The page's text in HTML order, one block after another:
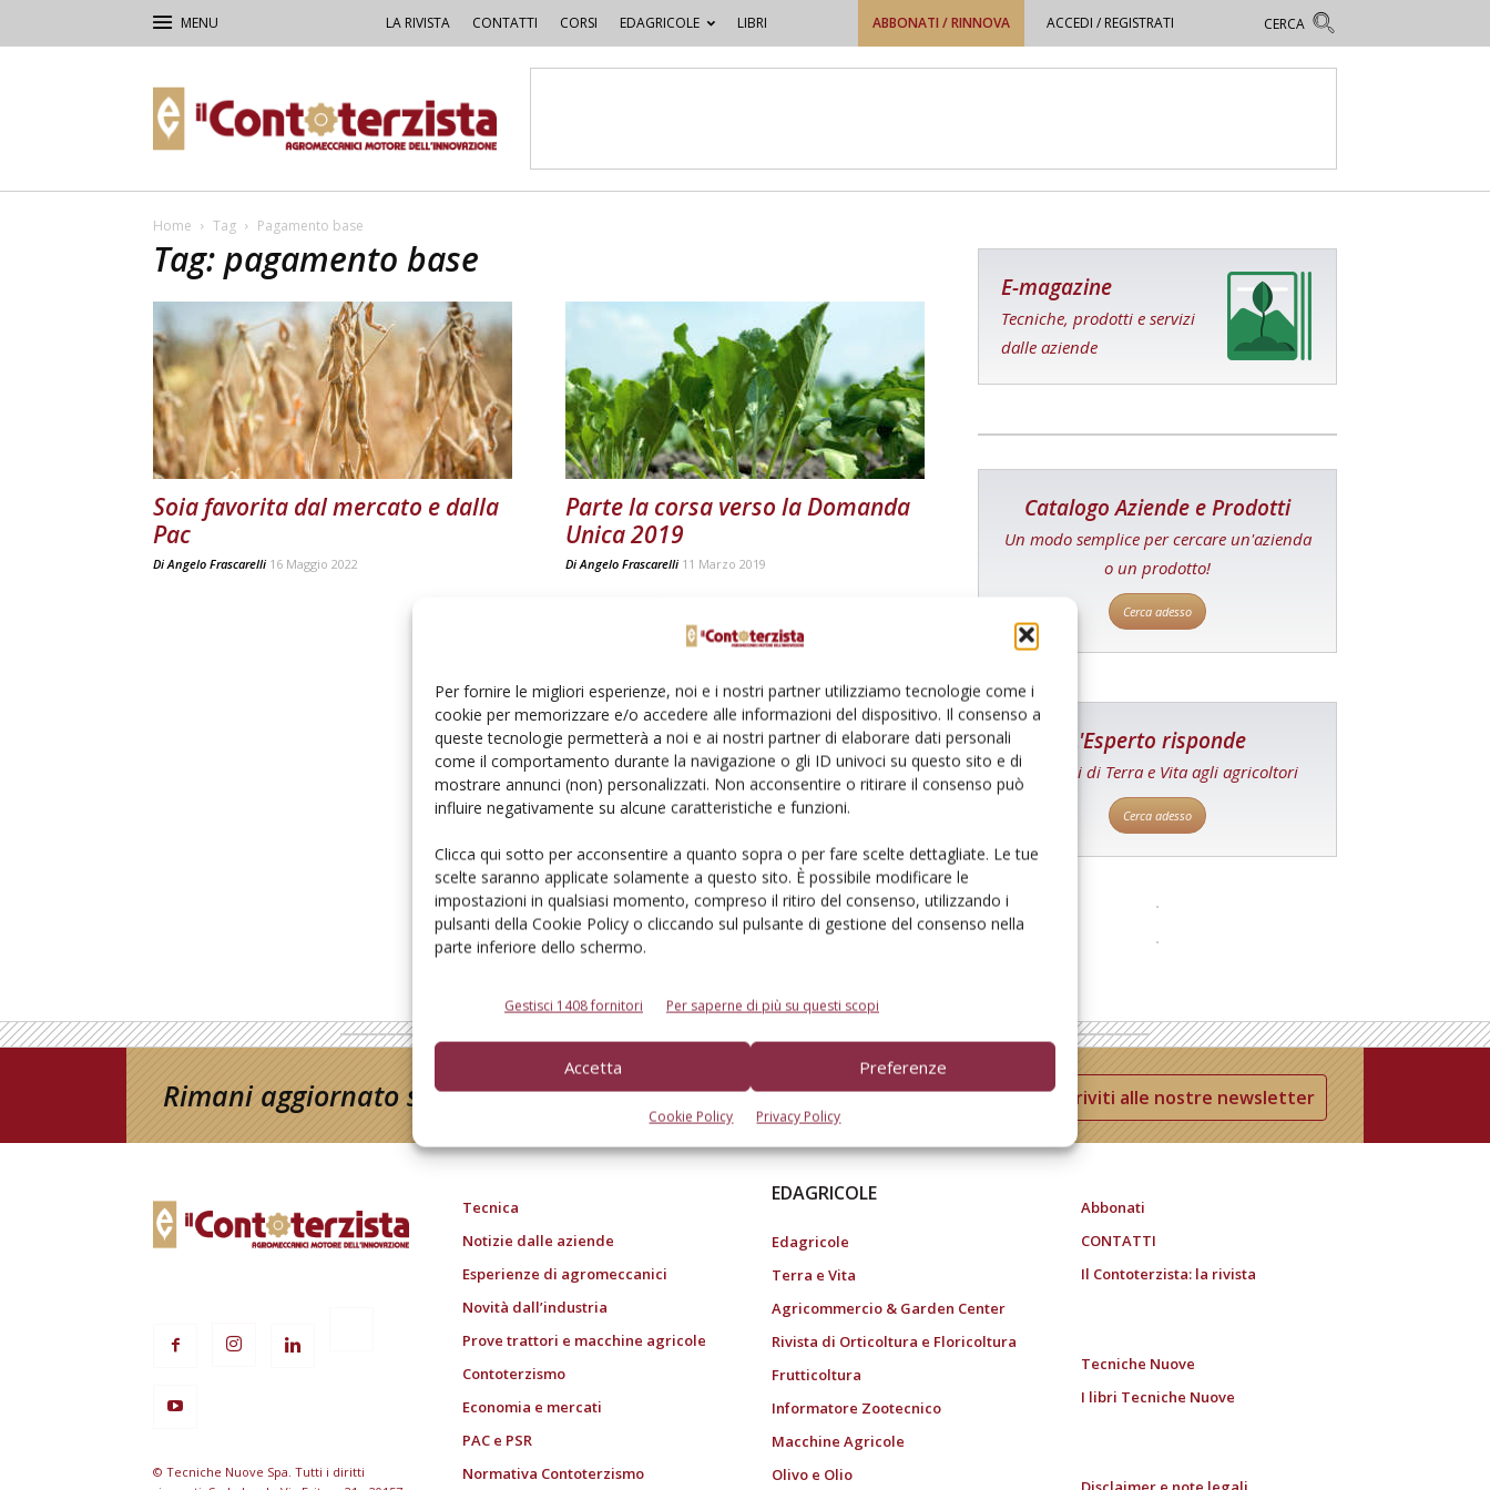
Per fornire le migliori esperienze, noi e i nostri partner utilizziamo tecnologie come i
cookie per memorizzare e/o accedere alle informazioni del dispositivo. Il consenso a
queste tecnologie permetterà a noi e ai nostri partner di elaborare dati personali
come il comportamento durante la navigazione o gli ID univoci su questo sito e di
mostrare annunci (non) personalizzati. Non acconsentire o ritirare il consenso può
influire negativamente su alcune caratteristiche e funzioni.
Clicca qui sotto per acconsentire a quanto sopra o per fare scelte dettagliate. Le tue
scelte saranno applicate solamente a questo sito. È possibile modificare le
impostazioni in qualsiasi momento, compreso il ritiro del consenso, utilizzando i
pulsanti della Cookie Policy o cliccando sul pulsante di gestione del consenso nella
parte inferiore dello schermo.
Gestisci 1408 fornitori Per saperne di più su questi scopi
Accetta Preferenze
Cookie Policy Privacy Policy
LA RIVISTA CONTATTI CORSI EDAGRICOLE LIBRI ABBONATI / RINNOVA ACCEDI / REGISTRATI
Contoterzista
Home Tag Pagamento base
Tag: pagamento base
Soia favorita dal mercato e dalla
Pac
DiAngelo Frascarelli 16 Maggio 2022
Parte la corsa verso la Domanda
Unica 2019
DiAngelo Frascarelli 11 Marzo 2019
E-magazine
Tecniche, prodotti e servizi
dalle aziende
Catalogo Aziende e Prodotti
Un modo semplice per cercare un'azienda
o un prodotto!
Cerca adesso
L'Esperto risponde
I consigli di Terra e Vita agli agricoltori
Cerca adesso
Rimani aggiornato sul mondo dell’agricoltura Iscriviti alle nostre newsletter
© Tecniche Nuove Spa. Tutti i diritti
Tecnica
Notizie dalle aziende
Esperienze di agromeccanici
Novità dall’industria
Prove trattori e macchine agricole
Contoterzismo
Economia e mercati
PAC e PSR
Normativa Contoterzismo
EDAGRICOLE
Edagricole
Terra e Vita
Agricommercio & Garden Center
Rivista di Orticoltura e Floricoltura
Frutticoltura
Informatore Zootecnico
Macchine Agricole
Olivo e Olio
Abbonati
CONTATTI
Il Contoterzista: la rivista
Tecniche Nuove
I libri Tecniche Nuove